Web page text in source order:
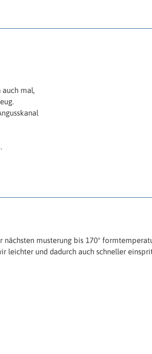
auch mal,
nächsten musterung bis 170°
leichter und dadurch auch schneller